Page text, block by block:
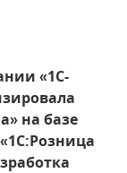
«1С-
на базе